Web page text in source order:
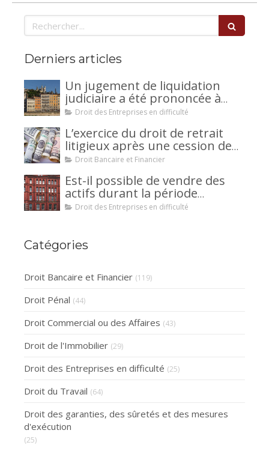
Rechercher
Derniers articles
Un jugement de liquidation
judiciaire a été prononcée à
votre encontre : comment
Droit des Entreprises en difficulté
L’exercice du droit de retrait
litigieux après une cession de
créance : un mécanisme
la caution.
Droit Bancaire et Financier
Est-il possible de vendre des
actifs durant la période
d’observation d’un
Droit des Entreprises en difficulté
Catégories
Droit Bancaire et Financier (119)
Droit Pénal (44)
Droit Commercial ou des Affaires (43)
Droit de l'Immobilier (29)
Droit des Entreprises en difficulté (25)
Droit du Travail (64)
Droit des garanties, des sûretés et des mesures
d'exécution
(25)